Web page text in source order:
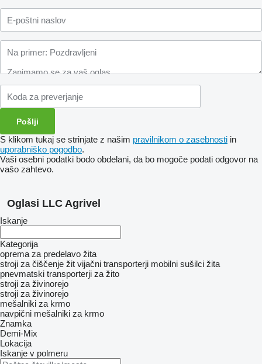
S klikom tukaj se strinjate z našim pravilnikom o zasebnosti in
uporabniško pogodbo.
Vaši osebni podatki bodo obdelani, da bo mogoče podati odgovor na
vašo zahtevo.
Oglasi LLC Agrivel
Iskanje
Kategorija
oprema za predelavo žita
stroji za čiščenje žit vijačni transporterji mobilni sušilci žita
pnevmatski transporterji za žito
stroji za živinorejo
stroji za živinorejo
mešalniki za krmo
navpični mešalniki za krmo
Znamka
Demi-Mix
Lokacija
Iskanje v polmeru